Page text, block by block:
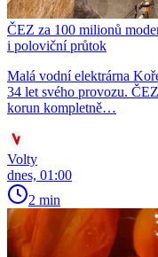
ČEZ za 100 milionů
i poloviční průtok
Malá vodní elektrárna
34 let svého provozu.
korun kompletně…
Volty
dnes, 01:00
2 min